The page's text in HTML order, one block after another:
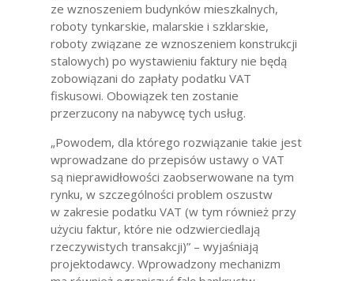
ze wznoszeniem budynków mieszkalnych,
roboty tynkarskie, malarskie i szklarskie,
roboty związane ze wznoszeniem konstrukcji
stalowych) po wystawieniu faktury nie będą
zobowiązani do zapłaty podatku VAT
fiskusowi. Obowiązek ten zostanie
przerzucony na nabywcę tych usług.
„Powodem, dla którego rozwiązanie takie jest
wprowadzane do przepisów ustawy o VAT
są nieprawidłowości zaobserwowane na tym
rynku, w szczególności problem oszustw
w zakresie podatku VAT (w tym również przy
użyciu faktur, które nie odzwierciedlają
rzeczywistych transakcji)” – wyjaśniają
projektodawcy. Wprowadzony mechanizm